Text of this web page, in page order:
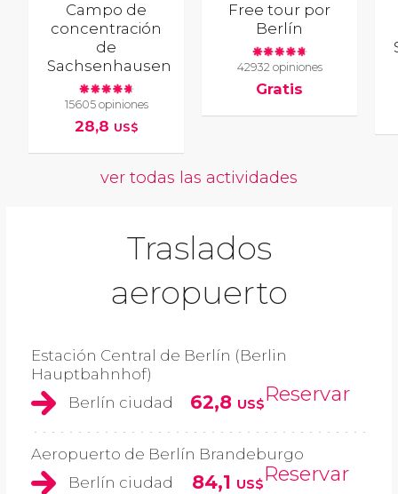
Campo de
concentración
de
Sachsenhausen
15605 opiniones
28,8 US$
Free tour por
Berlín
42932 opiniones
Gratis
ver todas las actividades
Traslados
aeropuerto
Estación Central de Berlín (Berlin
Hauptbahnhof)
Berlín ciudad
62,8 US$Reservar
Aeropuerto de Berlín Brandeburgo
Berlín ciudad
84,1 US$Reservar